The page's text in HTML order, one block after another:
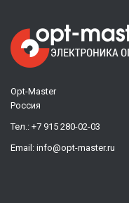
Opt-Master
Россия
Тел.: +7 915 280-02-03
Email: info@opt-master.ru